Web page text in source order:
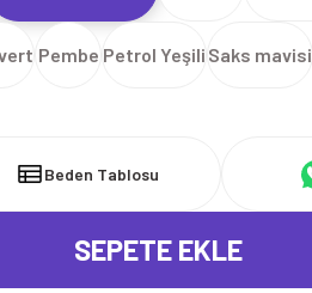
Pembe Petrol Yeşili Saks mavisi
Beden Tablosu
SEPETE EKLE